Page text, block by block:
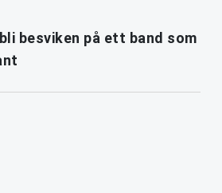
besviken på ett band som